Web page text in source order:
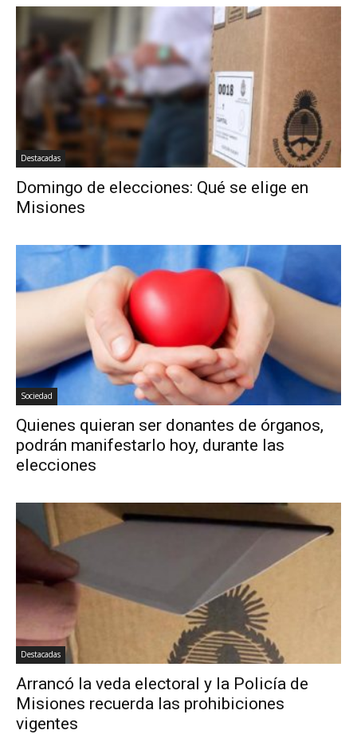
Destacadas
Domingo de elecciones: Qué se elige en
Misiones
Sociedad
Quienes quieran ser donantes de órganos,
podrán manifestarlo hoy, durante las
elecciones
Destacadas
Arrancó la veda electoral y la Policía de
Misiones recuerda las prohibiciones
vigentes